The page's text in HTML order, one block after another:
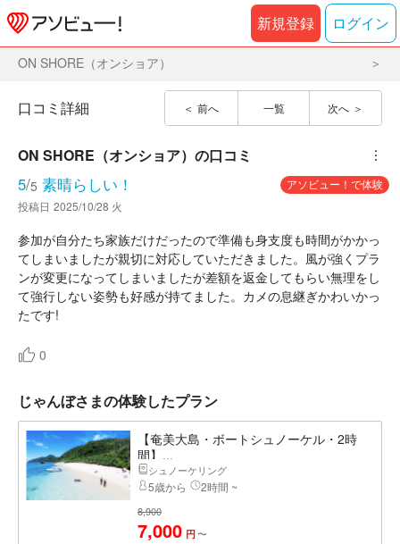
新規登録 ログイン
ON SHORE（オンショア）
前へ 一覧 次へ
口コミ詳細
ON SHORE（オンショア） の口コミ ︙
5/5 素晴らしい！
アソビュー！で体験
投稿日 2025/10/28 火
参加が自分たち家族だけだったので準備も身支度も時間がかかっ
てしまいましたが親切に対応していただきました。風が強くプラ
ンが変更になってしまいましたが差額を返金してもらい無理をし
て強行しない姿勢も好感が持てました。カメの息継ぎかわいかっ
たです!
0
じゃんぼさまの体験したプラン
【奄美大島・ボートシュノーケル・2時
間】...
シュノーケリング
5歳から 2時間 ~
8,900
7,000 円 〜